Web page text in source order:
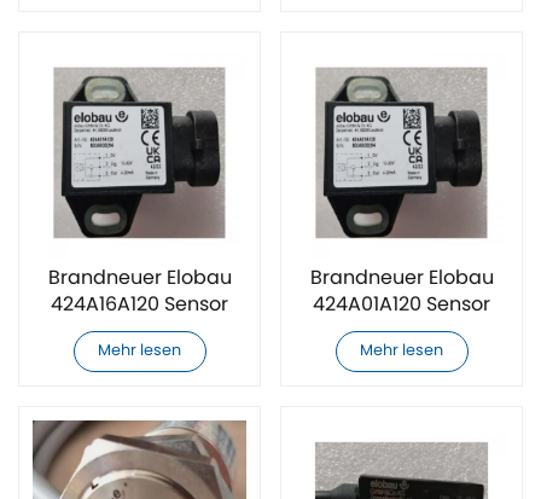
Brandneuer Elobau
424A16A120 Sensor
Mehr lesen
Brandneuer Elobau
424A01A120 Sensor
Mehr lesen